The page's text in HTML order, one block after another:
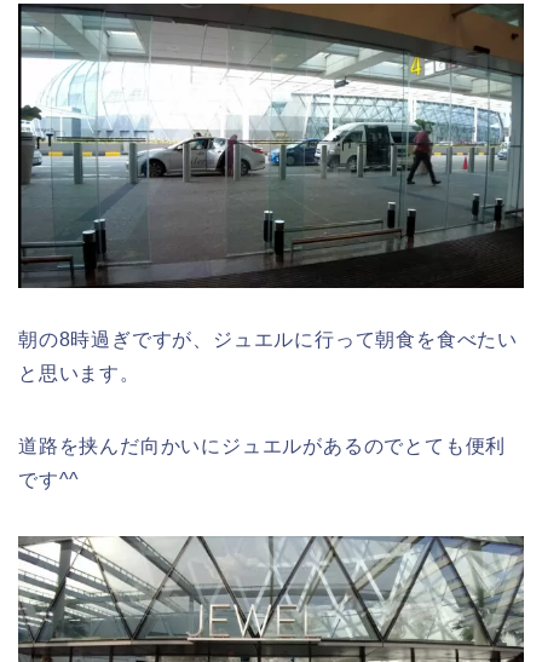
朝の8時過ぎですが、ジュエルに行って朝食を食べたい
と思います。
道路を挟んだ向かいにジュエルがあるのでとても便利
です^^